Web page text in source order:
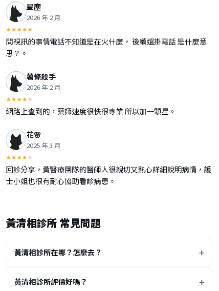
星塵
2026 年 2 月
問視訊的事情電話不知道是在火什麼， 後續還掛電話 是什麼意
思？。
薯條殺手
2026 年 2 月
網路上查到的，藥師速度很快很專業 所以加一顆星。
花🌸
2025 年 3 月
回診分享，黃醫療團隊的醫師人很親切又熱心詳細說明病情，護
士小姐也很有耐心協助看診病患。
黃清相診所 常見問題
黃清相診所在哪？怎麼去？
黃清相診所評價好嗎？